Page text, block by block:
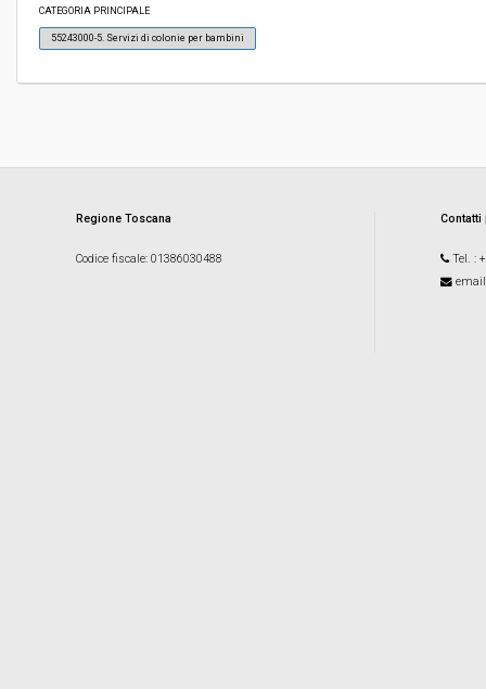
CATEGORIA PRINCIPALE
55243000-5. Servizi di colonie per bambini
Regione Toscana
Codice fiscale: 01386030488 Tel. :
email